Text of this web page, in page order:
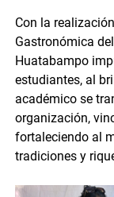
Con la
Gastronómica
Huatabampo
estudiantes, al
académico se
organización,
fortaleciendo al
tradiciones y